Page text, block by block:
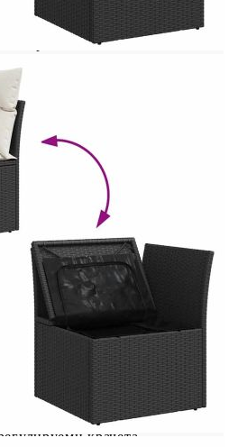
мебели поради своята
на атмосферни
съхранение с
съхранение под седалката,
чанта за съхранение
и други предмети.
горен капак и могат да
към седалките със
стабилност.Калъф,
и може да се пере: Тези
имат подвижни калъфи
дизайн:
мебели има модулен
напълно гъвкав и лесен
че можете да създадете
на външни
знае:За да сте сигурни, че
ще останат красиви, ви
защитите с водоустойчиво
на теглото (на
крачета